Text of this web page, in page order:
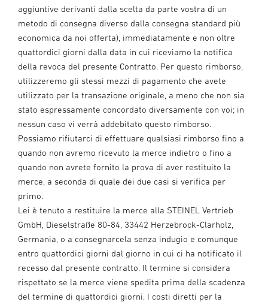
aggiuntive derivanti dalla scelta da parte vostra di un
metodo di consegna diverso dalla consegna standard più
economica da noi offerta), immediatamente e non oltre
quattordici giorni dalla data in cui riceviamo la notifica
della revoca del presente Contratto. Per questo rimborso,
utilizzeremo gli stessi mezzi di pagamento che avete
utilizzato per la transazione originale, a meno che non sia
stato espressamente concordato diversamente con voi; in
nessun caso vi verrà addebitato questo rimborso.
Possiamo rifiutarci di effettuare qualsiasi rimborso fino a
quando non avremo ricevuto la merce indietro o fino a
quando non avrete fornito la prova di aver restituito la
merce, a seconda di quale dei due casi si verifica per
primo.
Lei è tenuto a restituire la merce alla STEINEL Vertrieb
GmbH, Dieselstraße 80-84, 33442 Herzebrock-Clarholz,
Germania, o a consegnarcela senza indugio e comunque
entro quattordici giorni dal giorno in cui ci ha notificato il
recesso dal presente contratto. Il termine si considera
rispettato se la merce viene spedita prima della scadenza
del termine di quattordici giorni. I costi diretti per la